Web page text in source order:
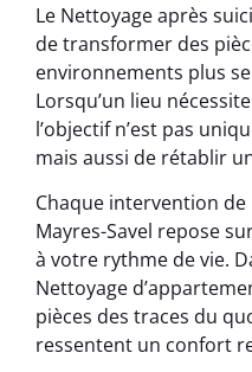
Le Nettoyage après
de transformer des
environnements plus
Lorsqu’un lieu
l’objectif n’est pas
mais aussi de rétablir
Chaque intervention
Mayres-Savel repose
à votre rythme de vie.
Nettoyage
pièces des traces du
ressentent un confort